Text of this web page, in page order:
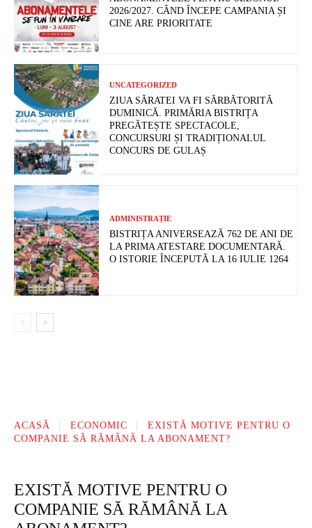
2026/2027. CÂND ÎNCEPE CAMPANIA ȘI
CINE ARE PRIORITATE
UNCATEGORIZED
ZIUA SĂRATEI VA FI SĂRBĂTORITĂ
DUMINICĂ. PRIMĂRIA BISTRIȚA
PREGĂTEȘTE SPECTACOLE,
CONCURSURI ȘI TRADIȚIONALUL
CONCURS DE GULAȘ
ADMINISTRAȚIE
BISTRIȚA ANIVERSEAZĂ 762 DE ANI DE
LA PRIMA ATESTARE DOCUMENTARĂ.
O ISTORIE ÎNCEPUTĂ LA 16 IULIE 1264